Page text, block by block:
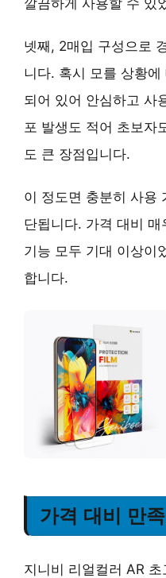
넷째, 2매입 구성 으로
니다. 혹시 모를 상황
되어 있어 안심하고 사
포 발생도 적어 초보자
도 큰 장점입니다.
이 정도면 충분히 사용
단됩니다. 가격 대비
기능 모두 기대 이상이
합니다.
가격 대비 만
지니비 리얼컬러 AR